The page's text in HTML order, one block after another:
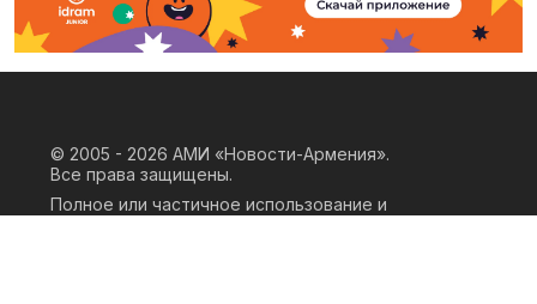
© 2005 - 2026 АМИ «Новости-Армения».
Все права защищены.
Полное или частичное использование и